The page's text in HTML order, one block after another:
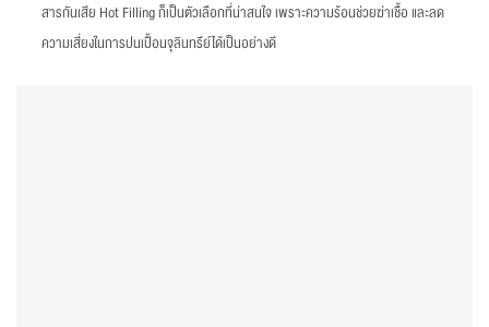
สารกันเสีย Hot Filling ก็เป็นตัวเลือกที่น่าสนใจ เพราะความร้อนช่วยฆ่าเชื้อ และลด
ความเสี่ยงในการปนเปื้อนจุลินทรีย์ได้เป็นอย่างดี